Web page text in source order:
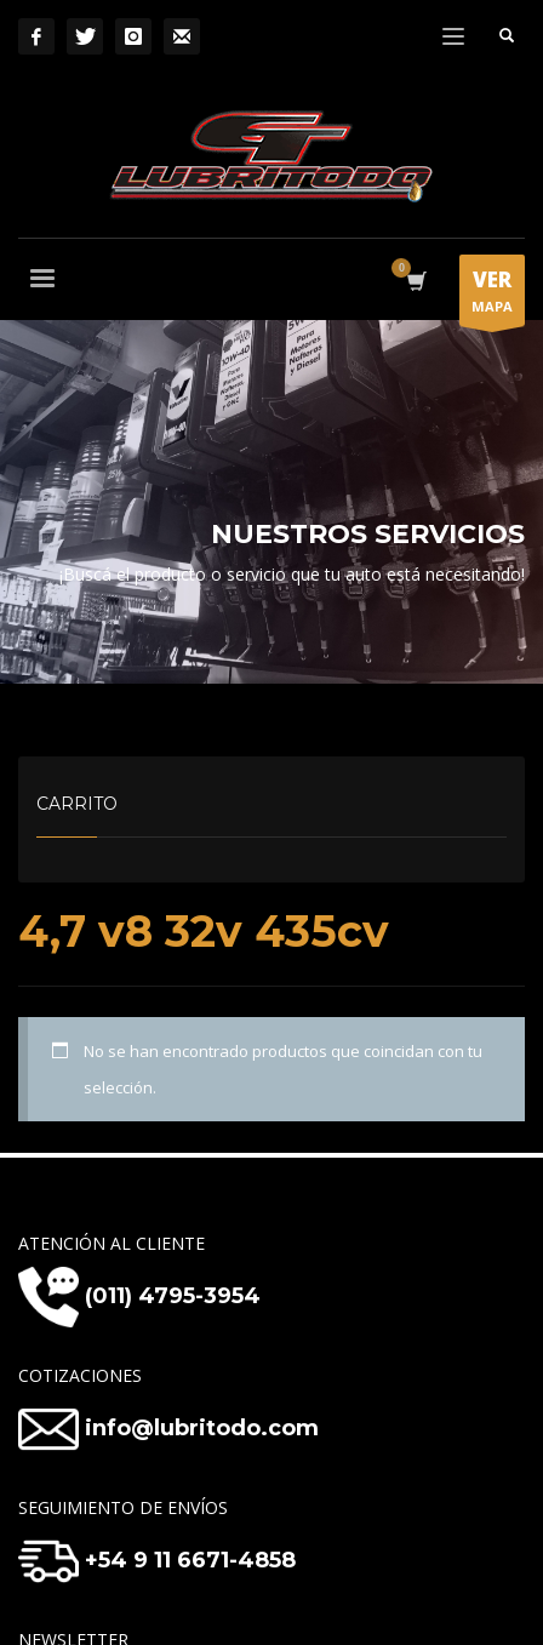
VER
MAPA
NUESTROS SERVICIOS
¡Buscá el producto o servicio que tu auto está necesitando!
4,7 v8 32v 435cv
No se han encontrado productos que coincidan con tu
selección.
CARRITO
ATENCIÓN AL CLIENTE
(011) 4795-3954
COTIZACIONES
info@lubritodo.com
SEGUIMIENTO DE ENVÍOS
+54 9 11 6671-4858
NEWSLETTER